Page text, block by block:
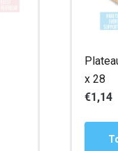
x 28
€1,14